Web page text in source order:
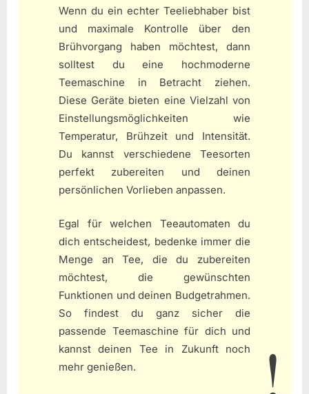
Wenn du ein echter Teeliebhaber bist
und maximale Kontrolle über den
Brühvorgang haben möchtest, dann
solltest du eine hochmoderne
Teemaschine in Betracht ziehen.
Diese Geräte bieten eine Vielzahl von
Einstellungsmöglichkeiten wie
Temperatur, Brühzeit und Intensität.
Du kannst verschiedene Teesorten
perfekt zubereiten und deinen
persönlichen Vorlieben anpassen.
Egal für welchen Teeautomaten du
dich entscheidest, bedenke immer die
Menge an Tee, die du zubereiten
möchtest, die gewünschten
Funktionen und deinen Budgetrahmen.
So findest du ganz sicher die
passende Teemaschine für dich und
kannst deinen Tee in Zukunft noch
mehr genießen.